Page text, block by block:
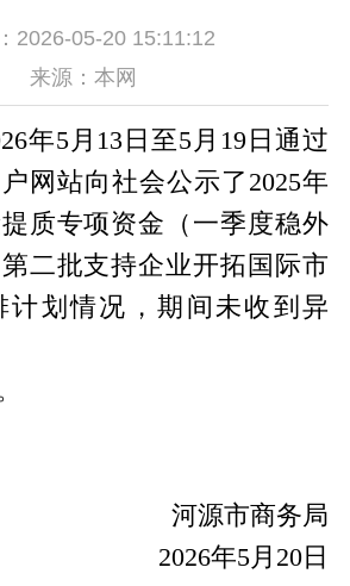
2026-05-20 15:11:12
来源：本网
年5月13日至5月19日通过
网站向社会公示了2025年
质专项资金（一季度稳外
二批支持企业开拓国际市
计划情况，期间未收到异
河源市商务局
2026年5月20日